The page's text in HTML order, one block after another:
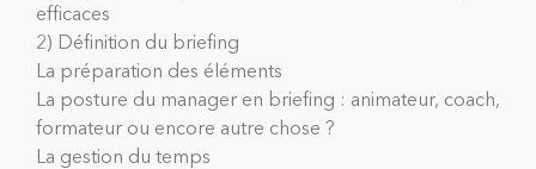
efficaces
2) Définition du briefing
La préparation des éléments
La posture du manager en briefing : animateur, coach,
formateur ou encore autre chose ?
La gestion du temps